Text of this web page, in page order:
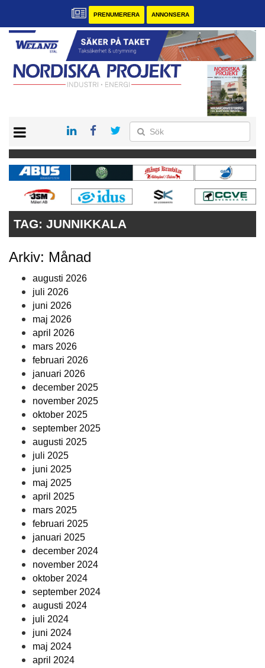
PRENUMERERA ANNONSERA
KONTAKT
VÅRA ANDRA MAGASIN
PRENUMERERA
ANNONSERA
TAG: JUNNIKKALA
Arkiv: Månad
augusti 2026
juli 2026
juni 2026
maj 2026
april 2026
mars 2026
februari 2026
januari 2026
december 2025
november 2025
oktober 2025
september 2025
augusti 2025
juli 2025
juni 2025
maj 2025
april 2025
mars 2025
februari 2025
januari 2025
december 2024
november 2024
oktober 2024
september 2024
augusti 2024
juli 2024
juni 2024
maj 2024
april 2024